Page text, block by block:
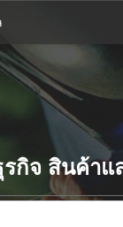
กิจ สินค้าแ